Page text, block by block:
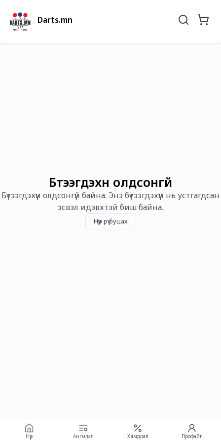
Darts.mn
Бүтээгдэхүүн олдсонгүй
Бүтээгдэхүүн олдсонгүй байна. Энэ бүтээгдэхүүн нь устгагдсан
эсвэл идэвхтэй биш байна.
Нүүр рүү буцах
Нүүр Ангилал Хямдрал Профайл